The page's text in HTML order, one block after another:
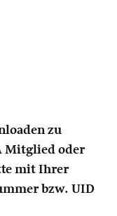
zu
Mitglied oder
mit Ihrer
bzw. UID